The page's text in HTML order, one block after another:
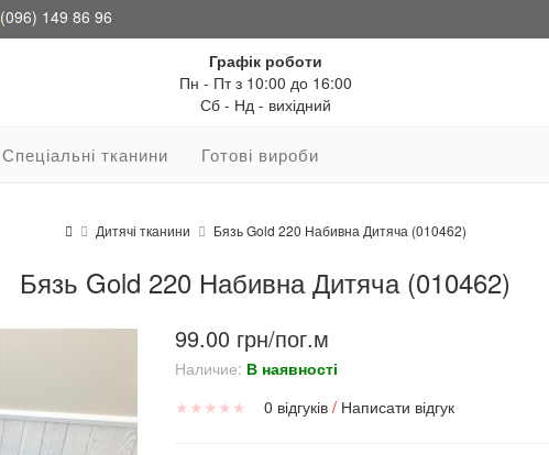
(096) 149 86 96
Графік роботи
Пн - Пт з 10:00 до 16:00
Сб - Нд - вихідний
Спеціальні тканини Готові вироби
Дитячі тканини Бязь Gold 220 Набивна Дитяча (010462)
Бязь Gold 220 Набивна Дитяча (010462)
99.00 грн/пог.м
Наличие: В наявності
★ ★ ★ ★ ★ 0 відгуків/ Написати відгук